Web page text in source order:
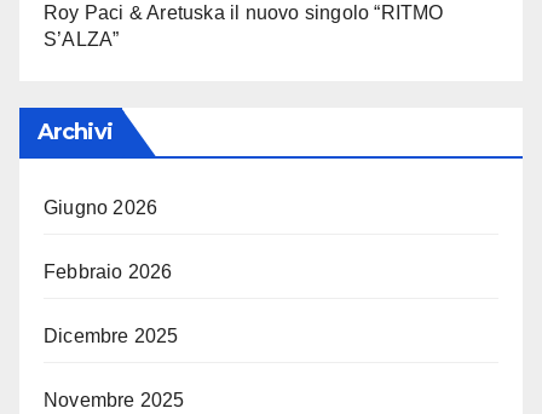
Roy Paci & Aretuska il nuovo singolo “RITMO
S’ALZA”
Archivi
Giugno 2026
Febbraio 2026
Dicembre 2025
Novembre 2025